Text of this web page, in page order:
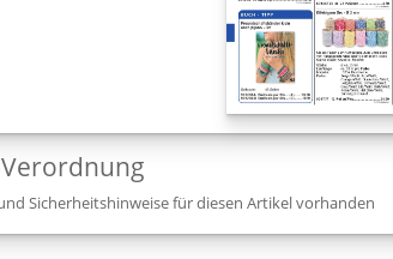
Verordnung
Sicherheitshinweise für diesen Artikel vorhanden